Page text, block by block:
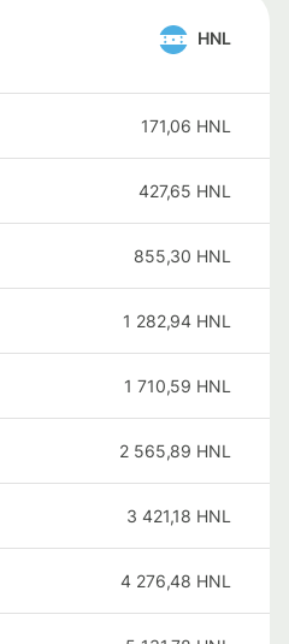
HNL
171,06 HNL
427,65 HNL
855,30 HNL
1 282,94 HNL
1 710,59 HNL
2 565,89 HNL
3 421,18 HNL
4 276,48 HNL